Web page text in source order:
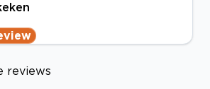
reviews